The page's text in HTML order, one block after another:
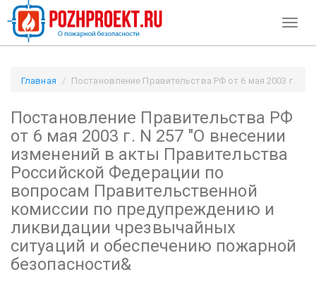
Главная
Постановление Правительства РФ от 6 мая 2003 г.
"О внесении изменений в акты Правительства Российской
Федерации по вопросам Правительственной комиссии по
предупреждению и ликвидации чрезвычайных ситуаций и
обеспечению пожарной безопасности& / Pozhproekt.ru
Постановление Правительства РФ
от 6 мая 2003 г. N 257 "О внесении
изменений в акты Правительства
Российской Федерации по
вопросам Правительственной
комиссии по предупреждению и
ликвидации чрезвычайных
ситуаций и обеспечению пожарной
безопасности&